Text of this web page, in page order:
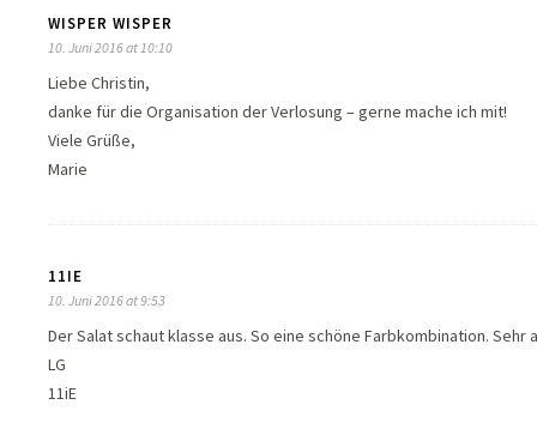
WISPER WISPER
10. Juni 2016 at 10:10
Liebe Christin,
danke für die Organisation der Verlosung – gerne mache ich mit!
Viele Grüße,
Marie
11IE
10. Juni 2016 at 9:53
Der Salat schaut klasse aus. So eine schöne Farbkombination.
LG
11iE